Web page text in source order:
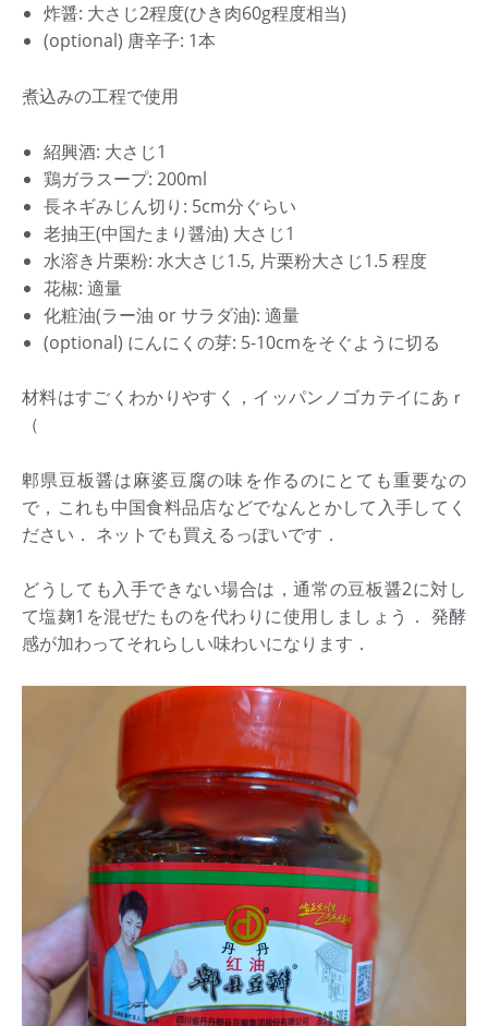
炸醤: 大さじ2程度(ひき肉60g程度相当)
(optional) 唐辛子: 1本
煮込みの工程で使用
紹興酒: 大さじ1
鶏ガラスープ: 200ml
長ネギみじん切り: 5cm分ぐらい
老抽王(中国たまり醤油) 大さじ1
水溶き片栗粉: 水大さじ1.5, 片栗粉大さじ1.5 程度
花椒: 適量
化粧油(ラー油 or サラダ油): 適量
(optional) にんにくの芽: 5-10cmをそぐように切る
材料はすごくわかりやすく，イッパンノゴカテイにあｒ
（
郫県豆板醤は麻婆豆腐の味を作るのにとても重要なの
で，これも中国食料品店などでなんとかして入手してく
ださい． ネットでも買えるっぽいです．
どうしても入手できない場合は，通常の豆板醤2に対し
て塩麹1を混ぜたものを代わりに使用しましょう． 発酵
感が加わってそれらしい味わいになります．